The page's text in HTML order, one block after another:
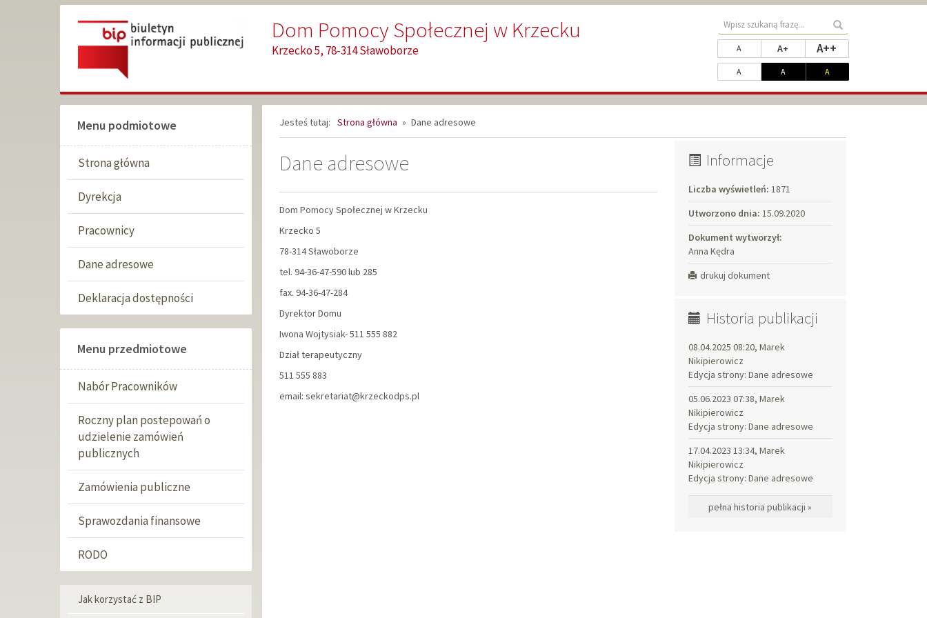
Dom Pomocy Społecznej w Krzecku
Krzecko 5, 78-314 Sławoborze
Wyszukaj
treści
serwisie
Zmień
rozmiar
czcionki
A rozmiar standardowy
A+ rozmiar powiększony
A++
Dopasuj
kontrast
A kontrast standardowy
A kontrast biały na czarnym
Akontrast żółty na czarnym
Menu podmiotowe
Strona główna
Dyrekcja
Pracownicy
Dane adresowe
Deklaracja dostępności
Menu przedmiotowe
Nabór Pracowników
Roczny plan postepowań o
udzielenie zamówień
publicznych
Zamówienia publiczne
Sprawozdania finansowe
RODO
Menu
Jak korzystać z BIP
Jesteś tutaj: Strona główna » Dane adresowe
Dane adresowe
Dom Pomocy Społecznej w Krzecku
Krzecko 5
78-314 Sławoborze
tel. 94-36-47-590 lub 285
fax. 94-36-47-284
Dyrektor Domu
Iwona Wojtysiak- 511 555 882
Dział terapeutyczny
511 555 883
email: sekretariat@krzeckodps.pl
Informacje
Liczba wyświetleń: 1871
Utworzono dnia: 15.09.2020
Dokument wytworzył:
Anna Kędra
drukuj dokument
Historia publikacji
08.04.2025 08:20, Marek
Nikipierowicz
Edycja strony: Dane adresowe
05.06.2023 07:38, Marek
Nikipierowicz
Edycja strony: Dane adresowe
17.04.2023 13:34, Marek
Nikipierowicz
Edycja strony: Dane adresowe
pełna historia publikacji »